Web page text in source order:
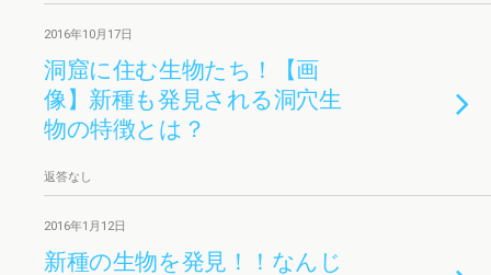
2016年10月17日
洞窟に住む生物たち！【画
像】新種も発見される洞穴生
物の特徴とは？
返答なし
2016年1月12日
新種の生物を発見！！なんじ